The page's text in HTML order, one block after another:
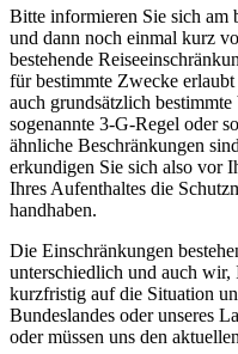
Bitte informieren Sie sich am
und dann noch einmal kurz
bestehende
für bestimmte Zwecke
auch grundsätzlich
sogenannte 3-G-Regel oder
ähnliche Beschränkungen
erkundigen Sie sich also vor
Ihres Aufenthaltes die
handhaben.
Die Einschränkungen
unterschiedlich und auch wir,
kurzfristig auf die Situation
Bundeslandes oder unseres
oder müssen uns den